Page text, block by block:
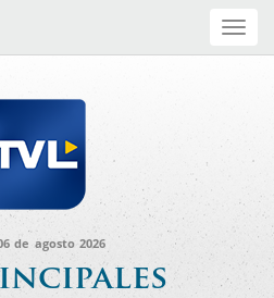
de agosto 2026